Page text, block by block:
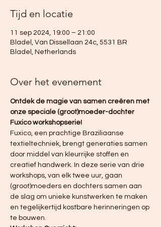
Tijd en locatie
11 sep 2024, 19:00 – 21:00
Bladel, Van Dissellaan 24c, 5531 BR
Bladel, Netherlands
Over het evenement
Ontdek de magie van samen creëren met
onze speciale (groot)moeder-dochter
Fuxico workshopserie!
Fuxico, een prachtige Braziliaanse
textieltechniek, brengt generaties samen
door middel van kleurrijke stoffen en
creatief handwerk. In deze serie van drie
workshops, van elk twee uur, gaan
(groot)moeders en dochters samen aan
de slag om unieke kunstwerken te maken
en tegelijkertijd kostbare herinneringen op
te bouwen.